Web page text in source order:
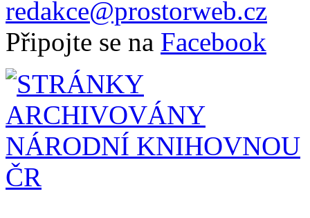
redakce@prostorweb.cz
Připojte se na Facebook